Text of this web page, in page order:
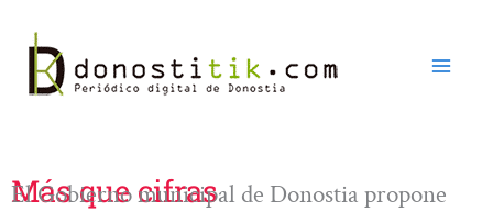
contenido
Más que cifras
El Gobierno municipal de Donostia propone